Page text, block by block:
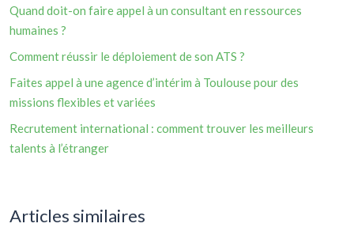
Quand doit-on faire appel à un consultant en ressources
humaines ?
Comment réussir le déploiement de son ATS ?
Faites appel à une agence d’intérim à Toulouse pour des
missions flexibles et variées
Recrutement international : comment trouver les meilleurs
talents à l’étranger
Articles similaires